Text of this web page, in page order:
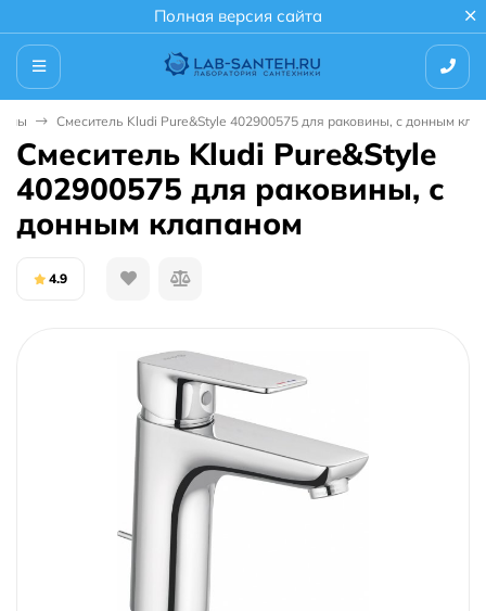
Полная версия сайта
Смеситель Kludi Pure&Style 402900575 для раковины, с донным
Смеситель Kludi Pure&Style
402900575 для раковины, с
донным клапаном
4.9